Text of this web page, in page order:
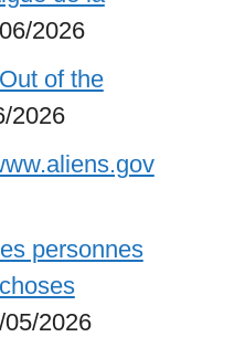
2026
of the
2026
personnes
05/2026